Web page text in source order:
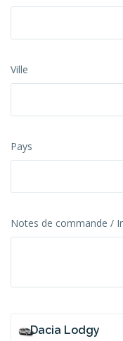
Ville
Pays
Notes de commande /
Dacia Lodgy